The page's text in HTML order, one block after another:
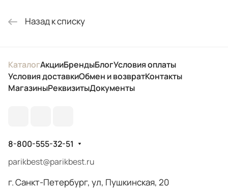
Назад к списку
КаталогАкцииБрендыБлогУсловия оплаты
Условия доставкиОбмен и возвратКонтакты
МагазиныРеквизитыДокументы
8-800-555-32-51
parikbest@parikbest.ru
г. Санкт-Петербург, ул, Пушкинская, 20